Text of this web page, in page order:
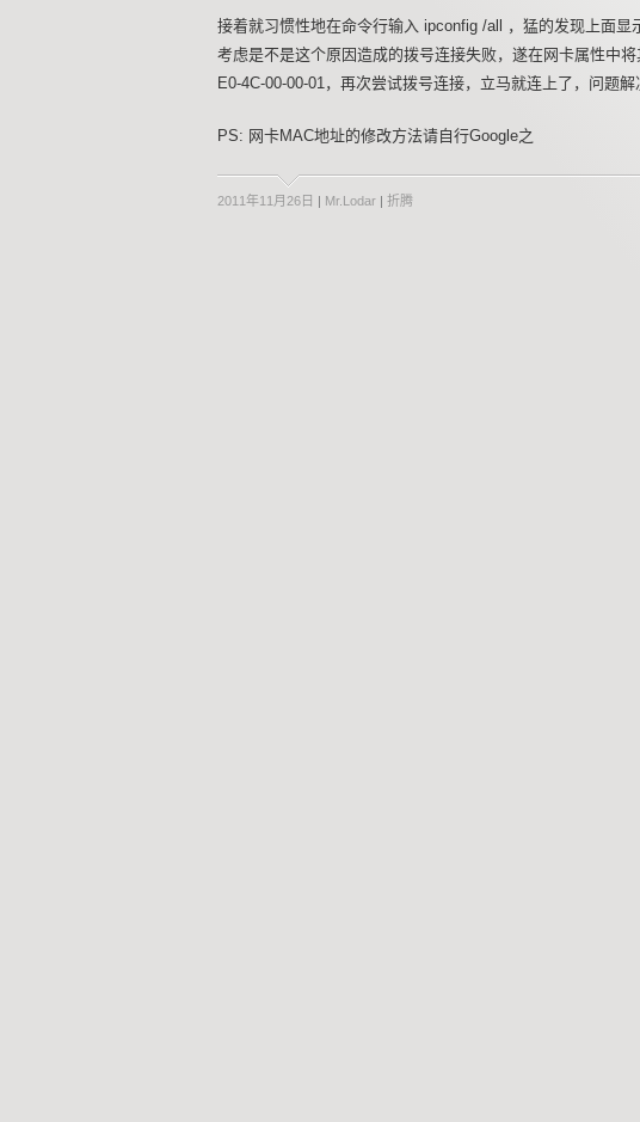
接着就习惯性地在命令行输入 ipconfig /all ，猛的发现上面显
考虑是不是这个原因造成的拨号连接失败，遂在网卡属性中
E0-4C-00-00-01，再次尝试拨号连接，立马就连上了，问题解
PS: 网卡MAC地址的修改方法请自行Google之
2011年11月26日 | Mr.Lodar | 折腾